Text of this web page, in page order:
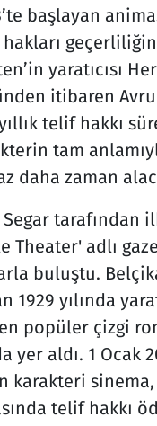
başlayan
yaratıcısı
itibaren
telif hakkı
tam
daha zaman
Segar tarafından
Theater' adlı
buluştu.
1929 yılında
en popüler çizgi
yer aldı. 1 Ocak
karakteri
telif hakkı